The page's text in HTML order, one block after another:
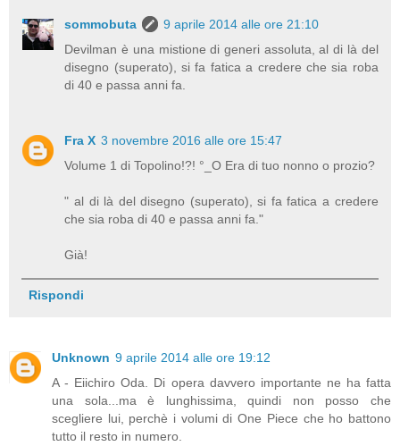
sommobuta
9 aprile 2014 alle ore 21:10
Devilman è una mistione di generi assoluta, al di là del
disegno (superato), si fa fatica a credere che sia roba
di 40 e passa anni fa.
Fra X 3 novembre 2016 alle ore 15:47
Volume 1 di Topolino!?! °_O Era di tuo nonno o prozio?
" al di là del disegno (superato), si fa fatica a credere
che sia roba di 40 e passa anni fa."
Già!
Rispondi
Unknown 9 aprile 2014 alle ore 19:12
A - Eiichiro Oda. Di opera davvero importante ne ha fatta
una sola...ma è lunghissima, quindi non posso che
scegliere lui, perchè i volumi di One Piece che ho battono
tutto il resto in numero.